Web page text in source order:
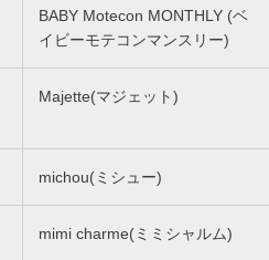
BABY Motecon MONTHLY (ベ
イビーモテコンマンスリー)
Majette(マジェット)
michou(ミシュー)
mimi charme(ミミシャルム)